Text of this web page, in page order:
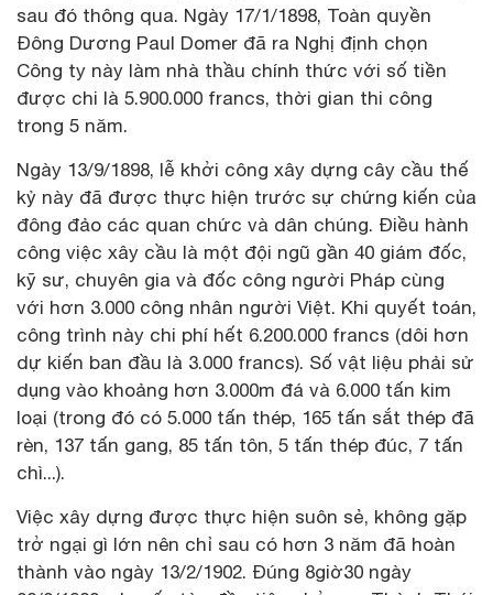
sau đó thông qua. Ngày 17/1/1898, Toàn quyền
Đông Dương Paul Domer đã ra Nghị định chọn
Công ty này làm nhà thầu chính thức với số tiền
được chi là 5.900.000 francs, thời gian thi công
trong 5 năm.
Ngày 13/9/1898, lễ khởi công xây dựng cây cầu thế
kỷ này đã được thực hiện trước sự chứng kiến của
đông đảo các quan chức và dân chúng. Điều hành
công việc xây cầu là một đội ngũ gần 40 giám đốc,
kỹ sư, chuyên gia và đốc công người Pháp cùng
với hơn 3.000 công nhân người Việt. Khi quyết toán,
công trình này chi phí hết 6.200.000 francs (dôi hơn
dự kiến ban đầu là 3.000 francs). Số vật liệu phải sử
dụng vào khoảng hơn 3.000m đá và 6.000 tấn kim
loại (trong đó có 5.000 tấn thép, 165 tấn sắt thép đã
rèn, 137 tấn gang, 85 tấn tôn, 5 tấn thép đúc, 7 tấn
chì...).
Việc xây dựng được thực hiện suôn sẻ, không gặp
trở ngại gì lớn nên chỉ sau có hơn 3 năm đã hoàn
thành vào ngày 13/2/1902. Đúng 8giờ30 ngày